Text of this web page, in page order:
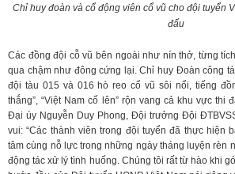
Chỉ huy đoàn và cổ động viên cổ vũ cho đội tuyển
đấu
Các đồng đội cỗ vũ bên ngoài như nín thở, từng
qua chậm như đông cứng lại. Chỉ huy Đoàn công
đội tàu 015 và 016 hò reo cổ vũ sôi nổi, tiếng
thắng”, “Việt Nam cố lên” rộn vang cả khu vực thi
Đại úy Nguyễn Duy Phong, Đội trưởng Đội
vui: “Các thành viên trong đội tuyển đã thực hiện
tâm cùng nỗ lực trong những ngày tháng luyện rèn
động tác xử lý tình huống. Chúng tôi rất từ hào khi